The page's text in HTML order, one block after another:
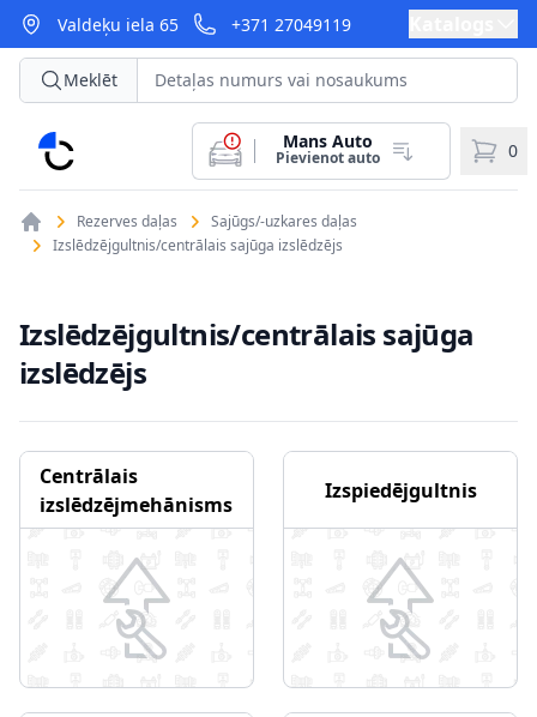
Valdeķu iela 65 +371 27049119
CarParts
Meklēt
Mans Auto
Pievienot auto 0
Rezerves daļas
Sajūgs/-uzkares daļas
Izslēdzējgultnis/centrālais sajūga izslēdzējs
Izslēdzējgultnis/centrālais sajūga
izslēdzējs
Centrālais
izslēdzējmehānisms
Izspiedējgultnis